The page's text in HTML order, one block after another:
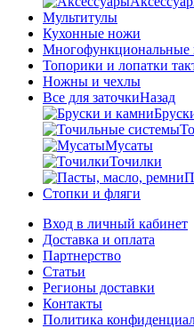
Мультитулы
Кухонные ножи
Многофункциональные
Топорики и лопатки
Ножны и чехлы
Все для заточкиНазад
Мусаты
Точилки
Стопки и фляги
Вход в личный кабинет
Доставка и оплата
Партнерство
Статьи
Регионы доставки
Контакты
Политика